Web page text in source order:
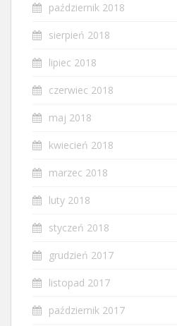
październik 2018
sierpień 2018
lipiec 2018
czerwiec 2018
maj 2018
kwiecień 2018
marzec 2018
luty 2018
styczeń 2018
grudzień 2017
listopad 2017
październik 2017